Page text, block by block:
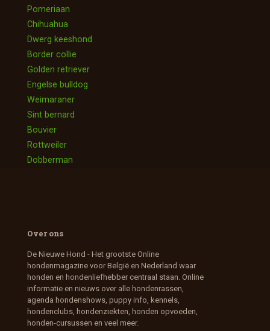
Pomeriaan
Chihuahua
Dwerg keeshond
Border collie
Golden retriever
Engelse bulldog
Weimaraner
Sint bernard
Bouvier
Rottweiler
Dobberman
Over ons
De Nieuwe Hond - Het grootste Online
hondenmagazine voor België en Nederland waar
honden en hondenliefhebber centraal staan. Online
informatie en nieuws over alle hondenrassen,
agenda hondenshows, puppy info, kennels,
hondenclubs, hondenziekten, honden opvoeden,
honden-cursussen en veel meer.